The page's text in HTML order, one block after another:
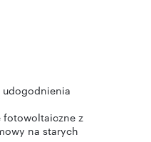
udogodnienia
fotowoltaiczne z
na starych